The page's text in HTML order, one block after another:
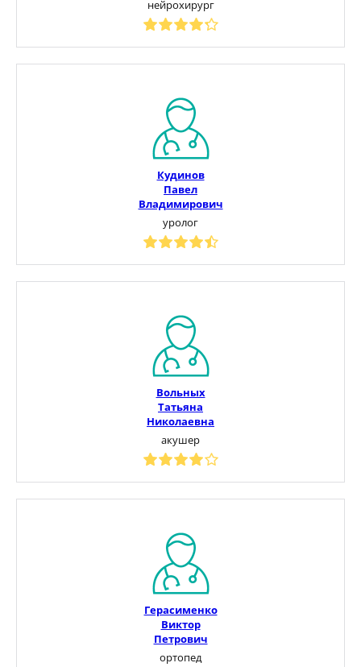
нейрохирург
Кудинов
Павел
Владимирович
уролог
Вольных
Татьяна
Николаевна
акушер
Герасименко
Виктор
Петрович
ортопед